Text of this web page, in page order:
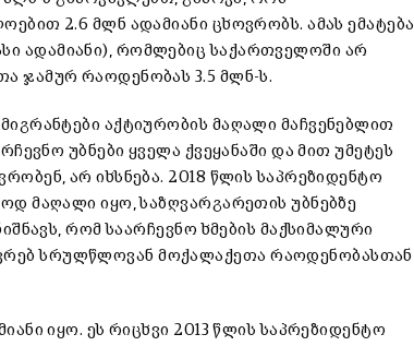
2.6 მლნ ადამიანი ცხოვრობს. ამას ემატება
ადამიანი), რომლებიც საქართველოში არ
ჯამურ რაოდენობას 3.5 მლნ-ს.
აქტიურობის მაღალი მაჩვენებლით
უბნები ყველა ქვეყანაში და მით უმეტეს
არ იხსნება. 2018 წლის საპრეზიდენტო
მაღალი იყო, საზღვარგარეთის უბნებზე
რომ საარჩევნო ხმების მაქსიმალური
სრულწლოვან მოქალაქეთა რაოდენობასთან
იყო. ეს რიცხვი 2013 წლის საპრეზიდენტო